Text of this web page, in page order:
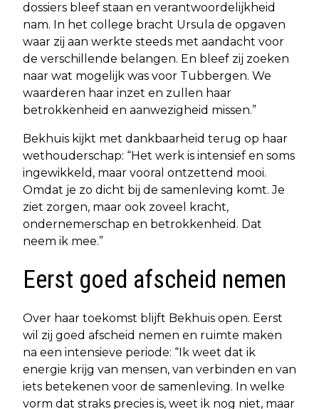
dossiers bleef staan en verantwoordelijkheid
nam. In het college bracht Ursula de opgaven
waar zij aan werkte steeds met aandacht voor
de verschillende belangen. En bleef zij zoeken
naar wat mogelijk was voor Tubbergen. We
waarderen haar inzet en zullen haar
betrokkenheid en aanwezigheid missen.”
Bekhuis kijkt met dankbaarheid terug op haar
wethouderschap: “Het werk is intensief en soms
ingewikkeld, maar vooral ontzettend mooi.
Omdat je zo dicht bij de samenleving komt. Je
ziet zorgen, maar ook zoveel kracht,
ondernemerschap en betrokkenheid. Dat
neem ik mee.”
Eerst goed afscheid nemen
Over haar toekomst blijft Bekhuis open. Eerst
wil zij goed afscheid nemen en ruimte maken
na een intensieve periode: “Ik weet dat ik
energie krijg van mensen, van verbinden en van
iets betekenen voor de samenleving. In welke
vorm dat straks precies is, weet ik nog niet, maar